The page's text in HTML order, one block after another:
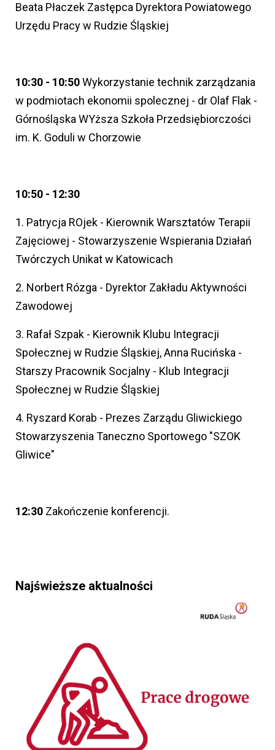
Beata Płaczek Zastępca Dyrektora Powiatowego
Urzędu Pracy w Rudzie Śląskiej
10:30 - 10:50Wykorzystanie technik zarządzania
w podmiotach ekonomii spolecznej - dr Olaf Flak -
Górnośląska WYższa Szkoła Przedsiębiorczości
im. K. Goduli w Chorzowie
10:50 - 12:30
1. Patrycja ROjek - Kierownik Warsztatów Terapii
Zajęciowej - Stowarzyszenie Wspierania Działań
Twórczych Unikat w Katowicach
2. Norbert Rózga - Dyrektor Zakładu Aktywności
Zawodowej
3. Rafał Szpak - Kierownik Klubu Integracji
Społecznej w Rudzie Śląskiej, Anna Rucińska -
Starszy Pracownik Socjalny - Klub Integracji
Społecznej w Rudzie Śląskiej
4. Ryszard Korab - Prezes Zarządu Gliwickiego
Stowarzyszenia Taneczno Sportowego "SZOK
Gliwice"
12:30 Zakończenie konferencji.
Najświeższe aktualności